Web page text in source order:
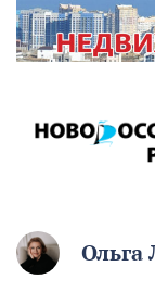
Ольга